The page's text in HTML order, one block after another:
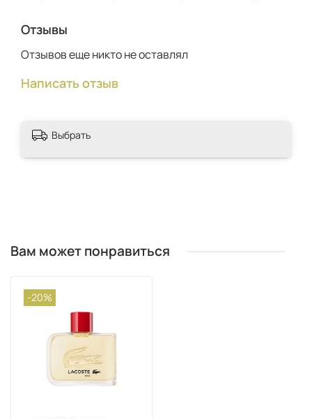
Отзывы
Отзывов еще никто не оставлял
Написать отзыв
Выбрать
Вам может понравиться
-20%